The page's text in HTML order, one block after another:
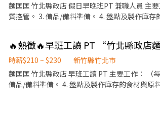
麵匡匡 竹北縣政店 假日早晚班PT 兼職人員 主
質控管。 3. 備品/備料準備。 4. 盤點及製作庫
細可面談討論，誠懇招募喜歡餐飲工作的夥伴加
🔥熱徵🔥早班工讀 PT “竹北縣政店
時薪$210 ~ $230
新竹縣竹北市
麵匡匡 竹北縣政店 早班工讀 PT 主要工作： （每日依照排班負責不同工作項目） 1. 早班開班。 2. 餐點製作與出餐品質控管。 3.
備品/備料準備。 4. 盤點及製作庫存的食材與原